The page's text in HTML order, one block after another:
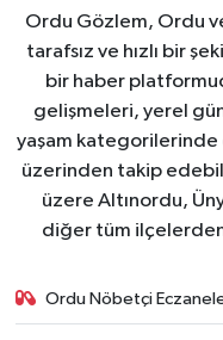
Ordu Gözlem, Ordu
tarafsız ve hızlı bir
bir haber
gelişmeleri, yerel
yaşam
üzerinden takip
üzere Altınordu,
diğer tüm
Ordu Nöbetçi